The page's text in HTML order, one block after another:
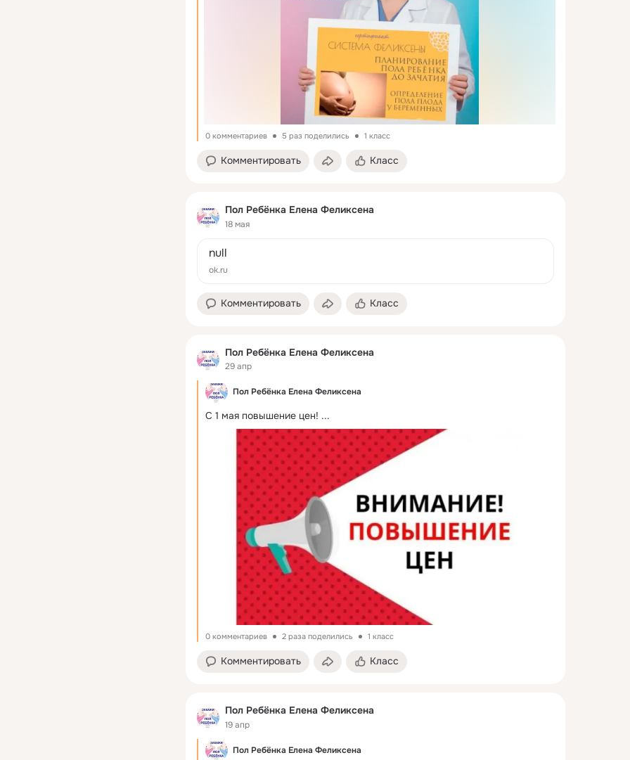
0 комментариев 5 раз поделились 1 класс
Комментировать Класс
Пол Ребёнка Елена Феликсена
18 мая
null
ok.ru
Комментировать Класс
Пол Ребёнка Елена Феликсена
29 апр
Пол Ребёнка Елена Феликсена
С 1 мая повышение цен! ...
0 комментариев 2 раза поделились 1 класс
Комментировать Класс
Пол Ребёнка Елена Феликсена
19 апр
Пол Ребёнка Елена Феликсена